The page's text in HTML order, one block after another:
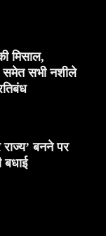
मिसाल,
समेत सभी नशीले
राज्य’ बनने पर
बधाई